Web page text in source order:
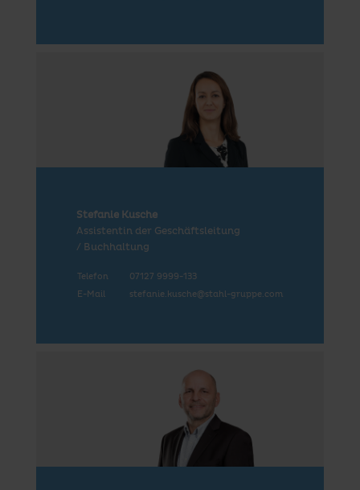
Stefanie Kusche
Assistentin der Geschäftsleitung
/ Buchhaltung
Telefon 07127 9999-133
E-Mail stefanie.kusche@stahl-gruppe.com